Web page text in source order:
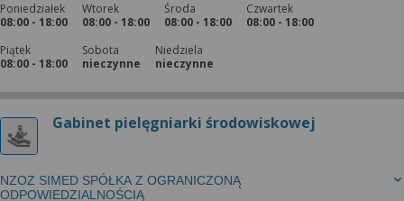
Poniedziałek
08:00 - 18:00
Wtorek
08:00 - 18:00
Środa
08:00 - 18:00
Czwartek
08:00 - 18:00
Piątek
08:00 - 18:00
Sobota
nieczynne
Niedziela
nieczynne
Gabinet pielęgniarki środowiskowej
NZOZ SIMED SPÓŁKA Z OGRANICZONĄ
ODPOWIEDZIALNOŚCIĄ